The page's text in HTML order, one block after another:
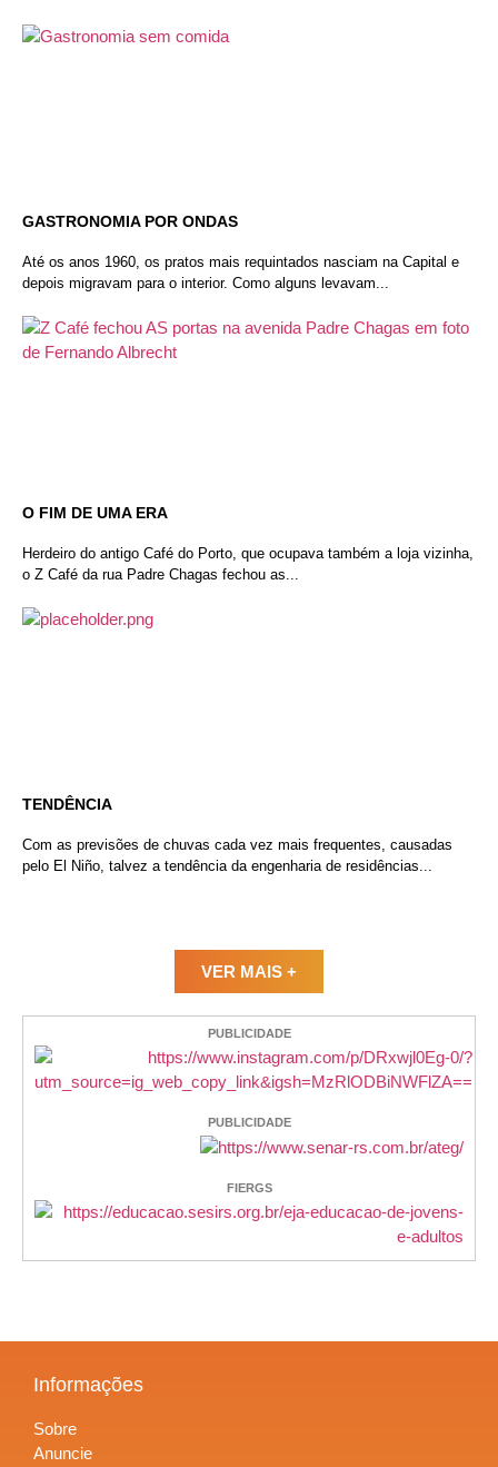
GASTRONOMIA POR ONDAS
Até os anos 1960, os pratos mais requintados nasciam na Capital e
depois migravam para o interior. Como alguns levavam...
O FIM DE UMA ERA
Herdeiro do antigo Café do Porto, que ocupava também a loja vizinha,
o Z Café da rua Padre Chagas fechou as...
TENDÊNCIA
Com as previsões de chuvas cada vez mais frequentes, causadas
pelo El Niño, talvez a tendência da engenharia de residências...
VER MAIS +
PUBLICIDADE
PUBLICIDADE
FIERGS
Informações
Sobre
Anuncie